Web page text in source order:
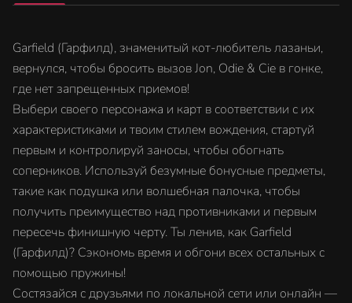
Garfield (Гарфилд), знаменитый кот-любитель лазаньи,
вернулся, чтобы бросить вызов Jon, Odie & Cie в гонке,
где нет запрещенных приемов!
Выбери своего персонажа и карт в соответствии с их
характеристиками и твоим стилем вождения, стартуй
первым и контролируй заносы, чтобы обогнать
соперников. Используй безумные бонусные предметы,
такие как подушка или волшебная палочка, чтобы
получить преимущество над противниками и первым
пересечь финишную черту. Ты ленив, как Garfield
(Гарфилд)? Сэкономь время и обгони всех остальных с
помощью пружины!
Состязайся с друзьями по локальной сети или онлайн —